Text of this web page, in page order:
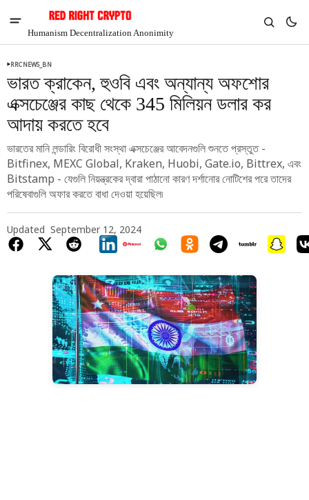
Humanism Decentralization Anonimity
Chia
-4.96%
RRCNEWS_BN
ভারত ক্রাকেন, হুওবি এবং অন্যান্য অফশোর
এক্সচেঞ্জের কাছ থেকে 345 মিলিয়ন ডলার কর
আদায় করতে হবে
ভারতের মানি লন্ডারিং বিরোধী সংস্থা এক্সচেঞ্জের আবেদনগুলি শুনতে প্রস্তুত -
Bitfinex, MEXC Global, Kraken, Huobi, Gate.io, Bittrex, এবং
Bitstamp - যেগুলি নিয়ন্ত্রকের দ্বারা পাঠানো কারণ দর্শানোর নোটিশের পরে তাদের
পরিষেবাগুলি অফার করতে বাধা দেওয়া হয়েছিল৷
Updated September 12, 2024